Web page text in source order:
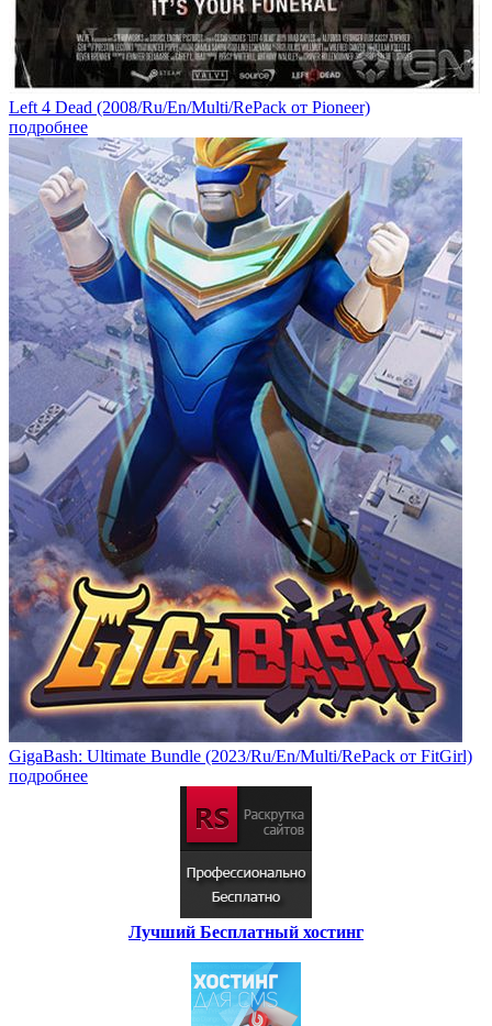
Left 4 Dead (2008/Ru/En/Multi/RePack от Pioneer)
подробнее
GigaBash: Ultimate Bundle (2023/Ru/En/Multi/RePack от FitGirl)
подробнее
Лучший Бесплатный хостинг